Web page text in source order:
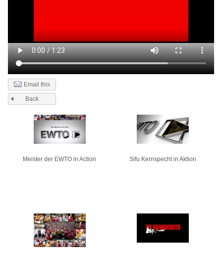
Email this
Back
Meister der EWTO in Action Sifu Kernspecht in Aktion
Pages